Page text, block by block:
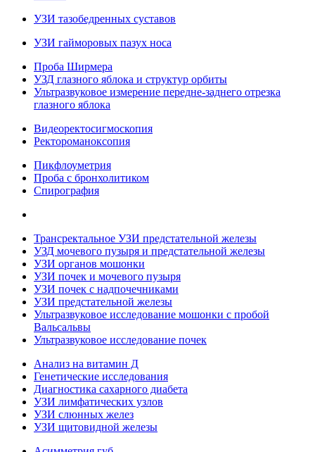
УЗИ тазобедренных суставов
УЗИ гайморовых пазух носа
Проба Ширмера
УЗД глазного яблока и структур орбиты
Ультразвуковое измерение передне-заднего отрезка
глазного яблока
Видеоректосигмоскопия
Ректороманоксопия
Пикфлоуметрия
Проба с бронхолитиком
Спирография
Трансректальное УЗИ предстательной железы
УЗД мочевого пузыря и предстательной железы
УЗИ органов мошонки
УЗИ почек и мочевого пузыря
УЗИ почек с надпочечниками
УЗИ предстательной железы
Ультразвуковое исследование мошонки с пробой
Вальсальвы
Ультразвуковое исследование почек
Анализ на витамин Д
Генетические исследования
Диагностика сахарного диабета
УЗИ лимфатических узлов
УЗИ слюнных желез
УЗИ щитовидной железы